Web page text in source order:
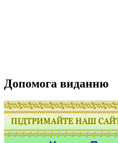
Допомога виданню